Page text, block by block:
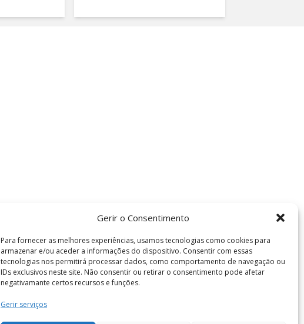
Gerir o Consentimento
Para fornecer as melhores experiências, usamos tecnologias como cookies para
armazenar e/ou aceder a informações do dispositivo. Consentir com essas
tecnologias nos permitirá processar dados, como comportamento de navegação ou
IDs exclusivos neste site. Não consentir ou retirar o consentimento pode afetar
negativamante certos recursos e funções.
Gerir serviços